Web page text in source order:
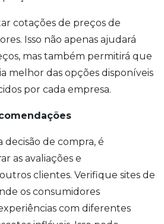
cotações de preços de
Isso não apenas ajudará
mas também permitirá que
melhor das opções disponíveis
por cada empresa.
de compra, é
as avaliações e
clientes. Verifique sites de
os consumidores
com diferentes